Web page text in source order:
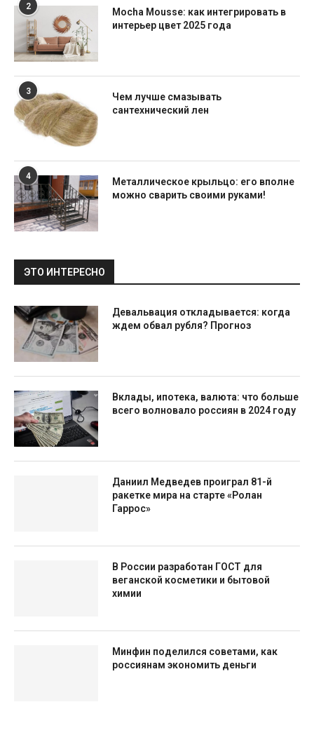
2
Mocha Mousse: как интегрировать в
интерьер цвет 2025 года
3
Чем лучше смазывать
сантехнический лен
4
Металлическое крыльцо: его вполне
можно сварить своими руками!
ЭТО ИНТЕРЕСНО
Девальвация откладывается: когда
ждем обвал рубля? Прогноз
Вклады, ипотека, валюта: что больше
всего волновало россиян в 2024 году
Даниил Медведев проиграл 81-й
ракетке мира на старте «Ролан
Гаррос»
В России разработан ГОСТ для
веганской косметики и бытовой
химии
Минфин поделился советами, как
россиянам экономить деньги